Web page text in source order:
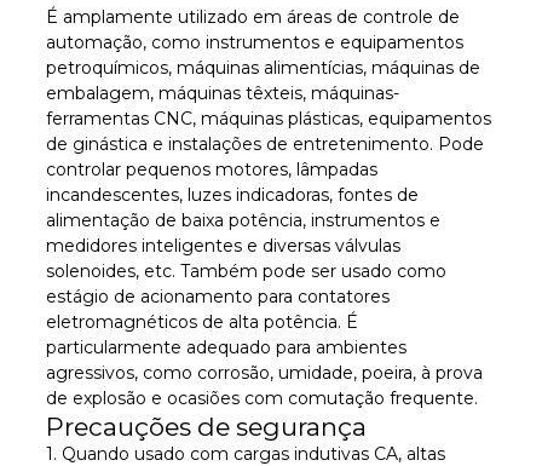
É amplamente utilizado em áreas de controle de
automação, como instrumentos e equipamentos
petroquímicos, máquinas alimentícias, máquinas de
embalagem, máquinas têxteis, máquinas-
ferramentas CNC, máquinas plásticas, equipamentos
de ginástica e instalações de entretenimento. Pode
controlar pequenos motores, lâmpadas
incandescentes, luzes indicadoras, fontes de
alimentação de baixa potência, instrumentos e
medidores inteligentes e diversas válvulas
solenoides, etc. Também pode ser usado como
estágio de acionamento para contatores
eletromagnéticos de alta potência. É
particularmente adequado para ambientes
agressivos, como corrosão, umidade, poeira, à prova
de explosão e ocasiões com comutação frequente.
Precauções de segurança
1. Quando usado com cargas indutivas CA, altas